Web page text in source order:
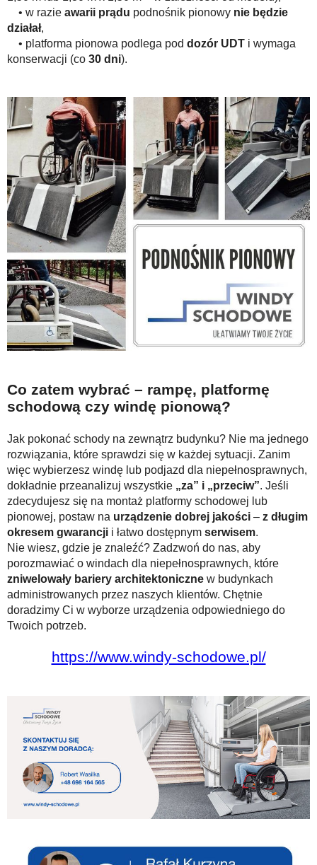
• w razie awarii prądu podnośnik pionowy nie będzie
działał,
• platforma pionowa podlega pod dozór UDT i wymaga
konserwacji (co 30 dni).
Co zatem wybrać – rampę, platformę
schodową czy windę pionową?
Jak pokonać schody na zewnątrz budynku? Nie ma jednego
rozwiązania, które sprawdzi się w każdej sytuacji. Zanim
więc wybierzesz windę lub podjazd dla niepełnosprawnych,
dokładnie przeanalizuj wszystkie „za” i „przeciw”. Jeśli
zdecydujesz się na montaż platformy schodowej lub
pionowej, postaw na urządzenie dobrej jakości – z długim
okresem gwarancji i łatwo dostępnym serwisem.
Nie wiesz, gdzie je znaleźć? Zadzwoń do nas, aby
porozmawiać o windach dla niepełnosprawnych, które
zniwelowały bariery architektoniczne w budynkach
administrowanych przez naszych klientów. Chętnie
doradzimy Ci w wyborze urządzenia odpowiedniego do
Twoich potrzeb.
https://www.windy-schodowe.pl/